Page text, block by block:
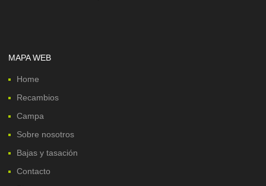
MAPA WEB
Home
Recambios
Campa
Sobre nosotros
Bajas y tasación
Contacto